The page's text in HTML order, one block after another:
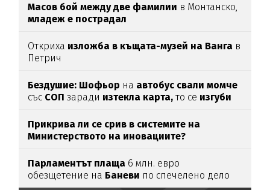
Масов бой между две фамилии в Монтанско,
младеж е пострадал
Откриха изложба в къщата-музей на Ванга в
Петрич
Бездушие: Шофьор на автобус свали момче
със СОП заради изтекла карта, то се изгуби
Прикрива ли се срив в системите на
Министерството на иновациите?
Парламентът плаща 6 млн. евро
обезщетение на Баневи по спечелено дело